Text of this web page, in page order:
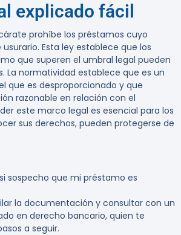
explicado fácil
prohíbe los préstamos cuyo
Esta ley establece que los
que superen el umbral legal pueden
La normatividad establece que es un
que es desproporcionado y que
razonable en relación con el
este marco legal es esencial para los
sus derechos, pueden protegerse de
sospecho que mi préstamo es
la documentación y consultar con un
en derecho bancario, quien te
a seguir.